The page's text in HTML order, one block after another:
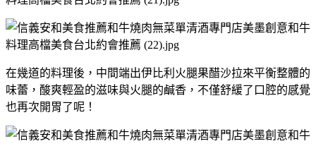
在幾道的料理後，中間端出伊比利火腿果醋沙拉來平衡整體的
味蕾，酸爽輕盈的滋味與火腿的鹹香，不僅舒緩了口腔的感覺
也再次開胃了呢！